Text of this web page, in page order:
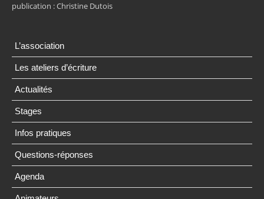
publication : Christine Dutois
L’association
Les ateliers d’écriture
Actualités
Stages
Infos pratiques
Questions-réponses
Agenda